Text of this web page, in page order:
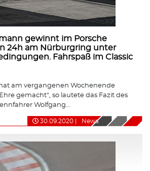
gewinnt im Porsche
24h am Nürburgring unter
Fahrspaß im Classic
hat am vergangenen Wochenende
gemacht“, so lautete das Fazit des
Wolfgang...
30.09.2020 News